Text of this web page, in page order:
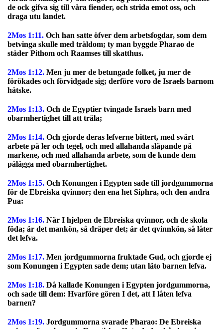
de ock gifva sig till våra fiender, och strida emot oss, och
draga utu landet.
2Mos 1:11. Och han satte öfver dem arbetsfogdar, som dem
betvinga skulle med träldom; ty man byggde Pharao de
städer Pithom och Raamses till skatthus.
2Mos 1:12. Men ju mer de betungade folket, ju mer de
förökades och förvidgade sig; derföre voro de Israels barnom
hätske.
2Mos 1:13. Och de Egyptier tvingade Israels barn med
obarmhertighet till att träla;
2Mos 1:14. Och gjorde deras lefverne bittert, med svårt
arbete på ler och tegel, och med allahanda släpande på
markene, och med allahanda arbete, som de kunde dem
pålägga med obarmhertighet.
2Mos 1:15. Och Konungen i Egypten sade till jordgummorna
för de Ebreiska qvinnor; den ena het Siphra, och den andra
Pua:
2Mos 1:16. När I hjelpen de Ebreiska qvinnor, och de skola
föda; är det mankön, så dräper det; är det qvinnkön, så låter
det lefva.
2Mos 1:17. Men jordgummorna fruktade Gud, och gjorde ej
som Konungen i Egypten sade dem; utan läto barnen lefva.
2Mos 1:18. Då kallade Konungen i Egypten jordgummorna,
och sade till dem: Hvarföre gören I det, att I låten lefva
barnen?
2Mos 1:19. Jordgummorna svarade Pharao: De Ebreiska